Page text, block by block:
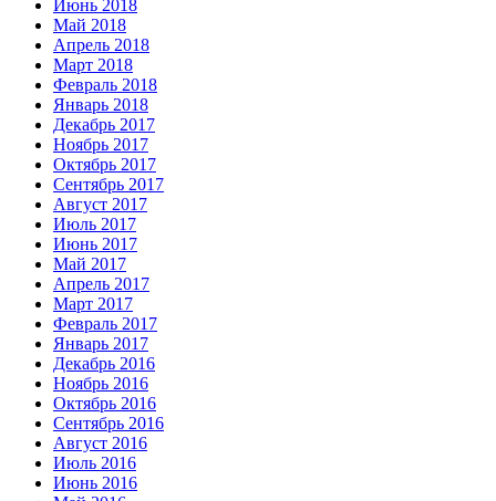
Июнь 2018
Май 2018
Апрель 2018
Март 2018
Февраль 2018
Январь 2018
Декабрь 2017
Ноябрь 2017
Октябрь 2017
Сентябрь 2017
Август 2017
Июль 2017
Июнь 2017
Май 2017
Апрель 2017
Март 2017
Февраль 2017
Январь 2017
Декабрь 2016
Ноябрь 2016
Октябрь 2016
Сентябрь 2016
Август 2016
Июль 2016
Июнь 2016